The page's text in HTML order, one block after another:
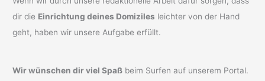
dir die Einrichtung deines Domiziles leichter von der Hand
geht, haben wir unsere Aufgabe erfüllt.
Wir wünschen dir viel Spaß beim Surfen auf unserem Portal.